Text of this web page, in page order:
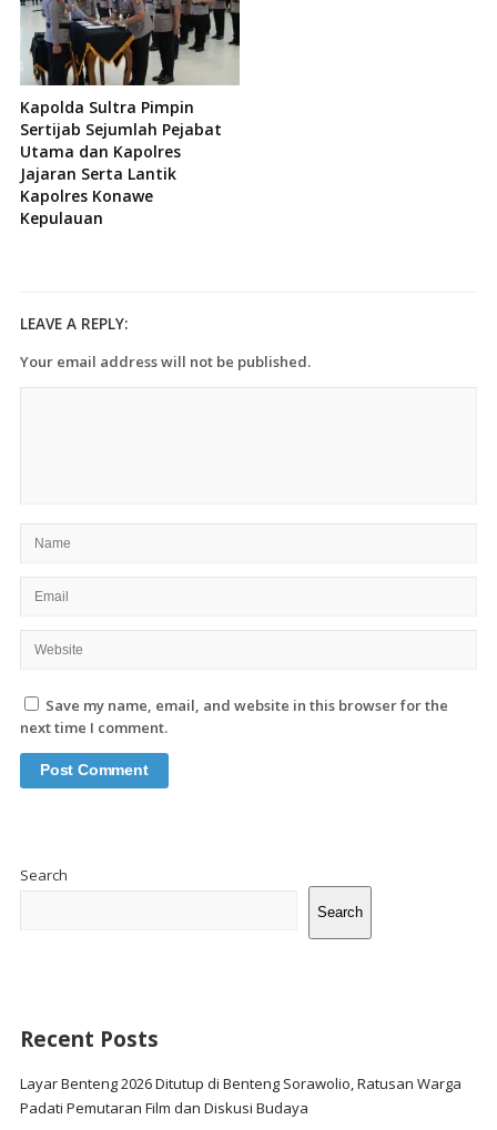
Kapolda Sultra Pimpin
Sertijab Sejumlah Pejabat
Utama dan Kapolres
Jajaran Serta Lantik
Kapolres Konawe
Kepulauan
LEAVE A REPLY:
Your email address will not be published.
Save my name, email, and website in this browser for the
next time I comment.
Search
Search
Recent Posts
Layar Benteng 2026 Ditutup di Benteng Sorawolio, Ratusan Warga
Padati Pemutaran Film dan Diskusi Budaya